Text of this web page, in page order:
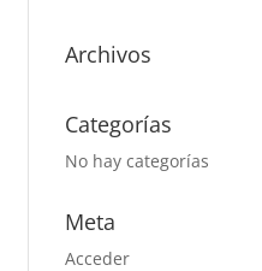
Archivos
Categorías
No hay categorías
Meta
Acceder